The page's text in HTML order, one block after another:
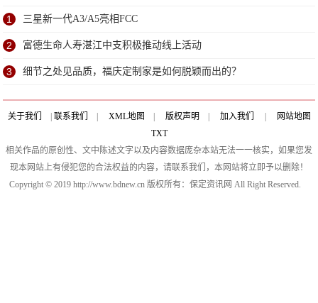
1 三星新一代A3/A5亮相FCC
2 富德生命人寿湛江中支积极推动线上活动
3 细节之处见品质，福庆定制家是如何脱颖而出的？
关于我们 联系我们 XML地图 版权声明 加入我们
网站地图
TXT
相关作品的原创性、文中陈述文字以及内容数据庞杂本站无法一一核实，如果您发
现本网站上有侵犯您的合法权益的内容，请联系我们，本网站将立即予以删除！
Copyright © 2019 http://www.bdnew.cn 版权所有：保定资讯网 All Right Reserved.